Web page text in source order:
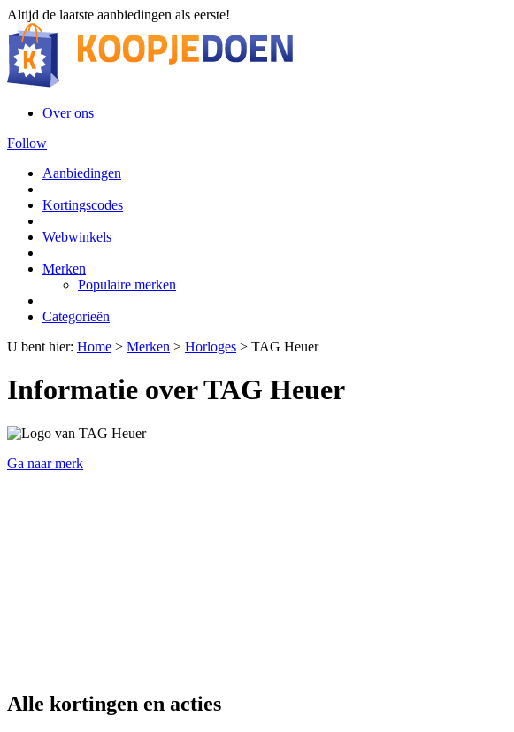
Altijd de laatste aanbiedingen als eerste!
Over ons
Follow
Aanbiedingen
Kortingscodes
Webwinkels
Merken
Populaire merken
Categorieën
U bent hier: Home > Merken > Horloges > TAG Heuer
Informatie over TAG Heuer
Ga naar merk
Alle kortingen en acties